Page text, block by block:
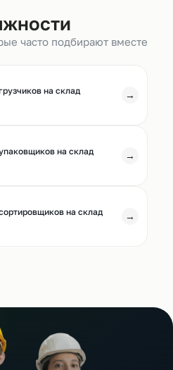
часто подбирают вместе
на склад
→
на склад
→
на склад
→